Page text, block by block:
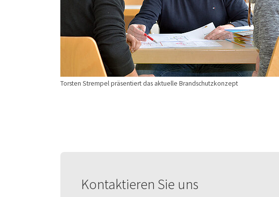
Torsten Strempel präsentiert das aktuelle Brandschutzkonzept
Kontaktieren Sie uns